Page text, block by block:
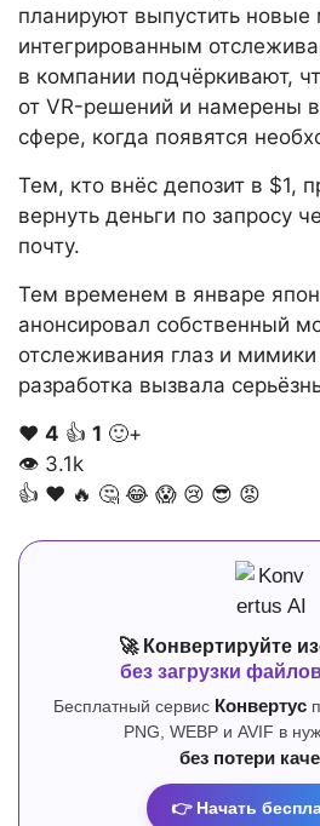
планируют выпустить новые
интегрированным
в компании подчёркивают,
от VR-решений и намерены
сфере, когда появятся
Тем, кто внёс депозит в $1,
вернуть деньги по запросу
почту.
Тем временем в январе
анонсировал собственный
отслеживания глаз и
разработка вызвала
❤️ 4 👍 1 🙂+
👁 3.1k
👍 ❤️ 🔥 🤔 😂 😱 😢 😎 😡
🚀 Конвертируйте
без загрузки
Бесплатный сервис Конвертус
PNG, WEBP и AVIF в
без потери
👉 Начать